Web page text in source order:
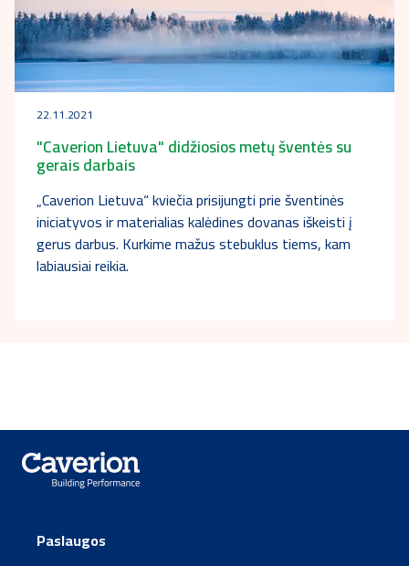
22.11.2021
"Caverion Lietuva" didžiosios metų šventės su
gerais darbais
„Caverion Lietuva“ kviečia prisijungti prie šventinės
iniciatyvos ir materialias kalėdines dovanas iškeisti į
gerus darbus. Kurkime mažus stebuklus tiems, kam
labiausiai reikia.
Paslaugos